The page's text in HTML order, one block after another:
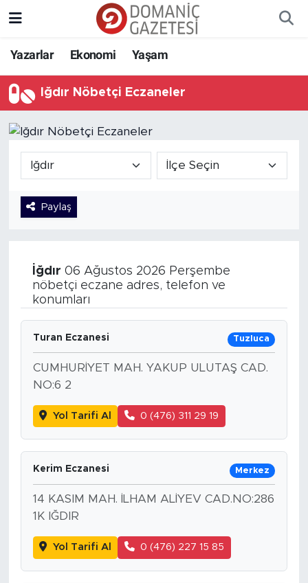
Yazarlar Ekonomi Yaşam
Iğdır Nöbetçi Eczaneler
Paylaş
İğdır 06 Ağustos 2026 Perşembe
nöbetçi eczane adres, telefon ve
konumları
Turan Eczanesi Tuzluca
CUMHURİYET MAH. YAKUP ULUTAŞ CAD.
NO:6 2
Yol Tarifi Al 0 (476) 311 29 19
Kerim Eczanesi Merkez
14 KASIM MAH. İLHAM ALİYEV CAD.NO:286
1K IĞDIR
Yol Tarifi Al 0 (476) 227 15 85